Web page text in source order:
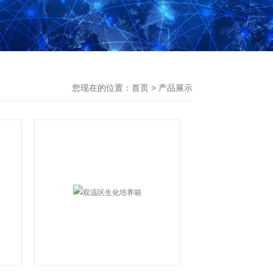
您现在的位置： 首页 > 产品展示